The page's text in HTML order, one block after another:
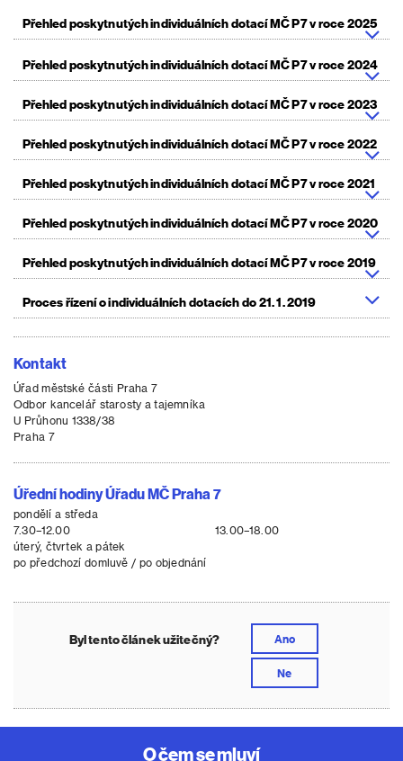
Přehled poskytnutých individuálních dotací MČ P7 v roce 2025
Přehled poskytnutých individuálních dotací MČ P7 v roce 2024
Přehled poskytnutých individuálních dotací MČ P7 v roce 2023
Přehled poskytnutých individuálních dotací MČ P7 v roce 2022
Přehled poskytnutých individuálních dotací MČ P7 v roce 2021
Přehled poskytnutých individuálních dotací MČ P7 v roce 2020
Přehled poskytnutých individuálních dotací MČ P7 v roce 2019
Proces řízení o individuálních dotacích do 21. 1. 2019
Kontakt
Úřad městské části Praha 7
Odbor kancelář starosty a tajemníka
U Průhonu 1338/38
Praha 7
Úřední hodiny Úřadu MČ Praha 7
pondělí a středa
7.30–12.00
13.00–18.00
úterý, čtvrtek a pátek
po předchozí domluvě / po objednání
Byl tento článek užitečný? Ano
Ne
O čem se mluví